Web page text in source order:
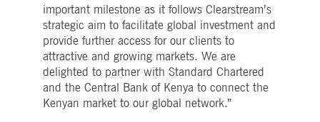
important milestone as it follows Clearstream’s
strategic aim to facilitate global investment and
provide further access for our clients to
attractive and growing markets. We are
delighted to partner with Standard Chartered
and the Central Bank of Kenya to connect the
Kenyan market to our global network.”
deutsche-
boerse.com
Sitzung
Dieses Cookie wird vom
Application Gateway
zusätzlich zu
verwendet, um die Sticky
Session auch bei Cross-
Origin-Anfragen
aufrechtzuerhalten.
www.eurex.com Sitzung